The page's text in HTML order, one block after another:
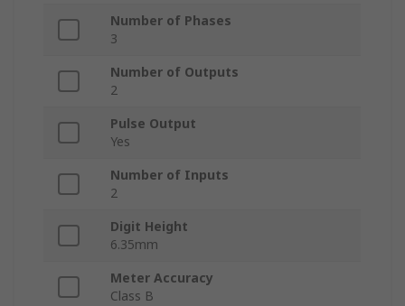
Number of Phases
3
Number of Outputs
2
Pulse Output
Yes
Number of Inputs
2
Digit Height
6.35mm
Meter Accuracy
Class B